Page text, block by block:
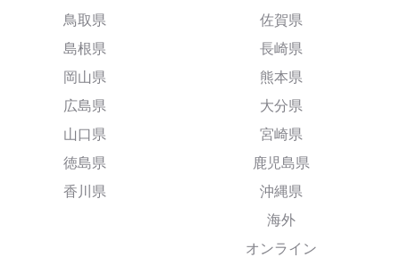
鳥取県
島根県
岡山県
広島県
山口県
徳島県
香川県
佐賀県
長崎県
熊本県
大分県
宮崎県
鹿児島県
沖縄県
海外
オンライン